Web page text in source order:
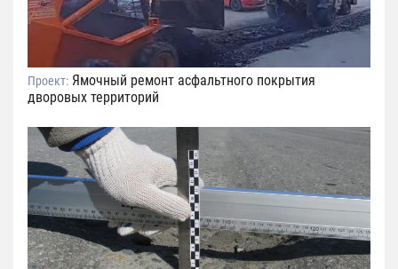
Проект: Ямочный ремонт асфальтного покрытия
дворовых территорий